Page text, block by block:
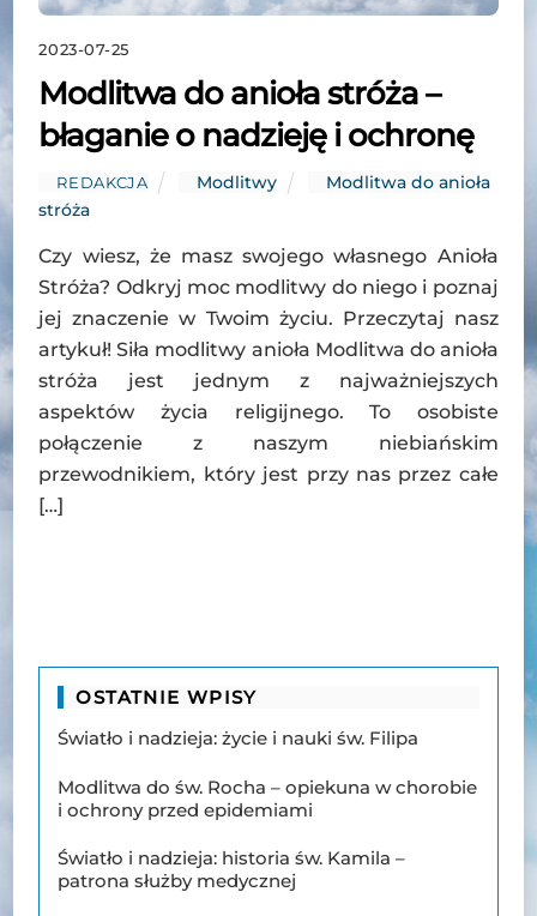
2023-07-25
Modlitwa do anioła stróża –
błaganie o nadzieję i ochronę
REDAKCJA Modlitwy
Modlitwa do anioła
stróża
Czy wiesz, że masz swojego własnego Anioła
Stróża? Odkryj moc modlitwy do niego i poznaj
jej znaczenie w Twoim życiu. Przeczytaj nasz
artykuł! Siła modlitwy anioła Modlitwa do anioła
stróża jest jednym z najważniejszych
aspektów życia religijnego. To osobiste
połączenie z naszym niebiańskim
przewodnikiem, który jest przy nas przez całe
[…]
OSTATNIE WPISY
Światło i nadzieja: życie i nauki św. Filipa
Modlitwa do św. Rocha – opiekuna w chorobie
i ochrony przed epidemiami
Światło i nadzieja: historia św. Kamila –
patrona służby medycznej